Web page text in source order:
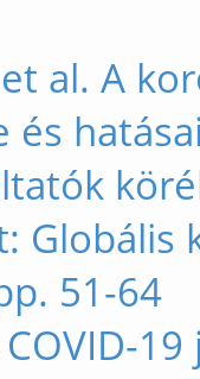
al. A
és
Globális
51-64